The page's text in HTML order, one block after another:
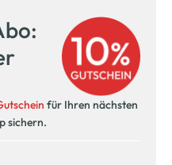
für Ihren nächsten
sichern.